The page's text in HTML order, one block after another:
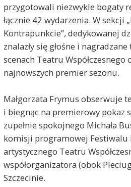
przygotowali niezwykle bogaty
łącznie 42 wydarzenia. W sekcji
Kontrapunkcie”, dedykowanej
znalazły się głośne i
scenach Teatru Współczesnego
najnowszych premier sezonu.
Małgorzata Frymus obserwuje
i biegnąc na premierowy pokaz
zupełnie spokojnego Michała
komisji programowej Festiwalu
artystycznego Teatru
współorganizatora (obok
Szczecinie.